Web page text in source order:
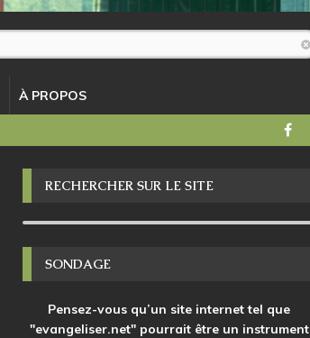
À PROPOS
RECHERCHER SUR LE SITE
SONDAGE
Pensez-vous qu’un site internet tel que
"evangeliser.net" pourrait être un instrument